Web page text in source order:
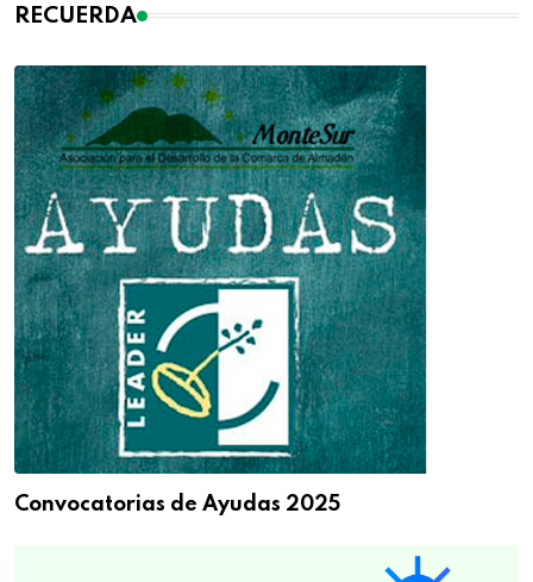
RECUERDA
Convocatorias de Ayudas 2025